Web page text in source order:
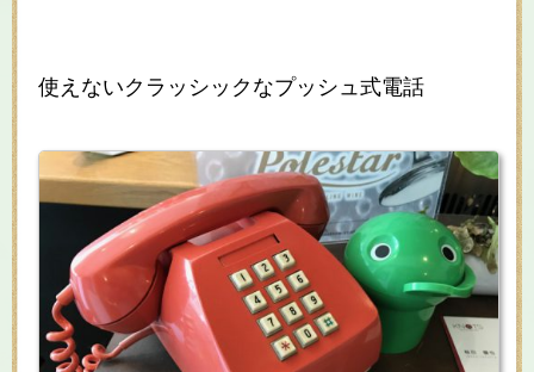
使えないクラッシックなプッシュ式電話